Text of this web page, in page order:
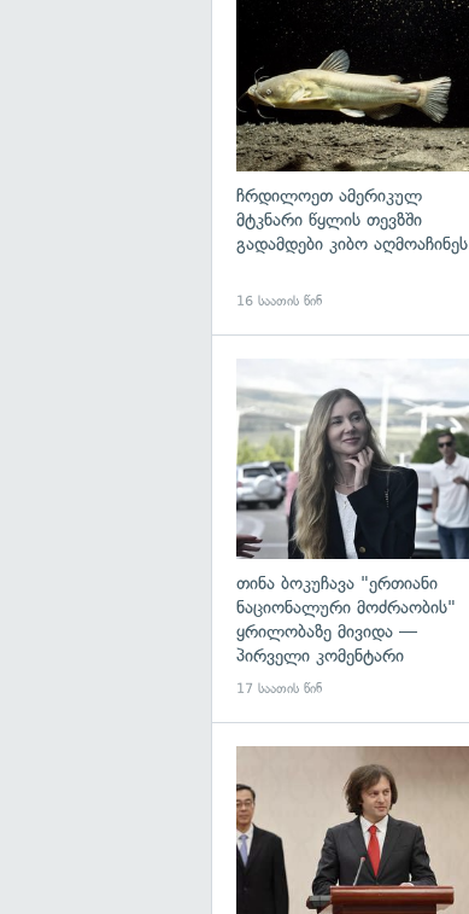
ჩრდილოეთ ამერიკულ
მტკნარი წყლის თევზში
გადამდები კიბო აღმოაჩინეს
16 საათის წინ
თინა ბოკუჩავა "ერთიანი
ნაციონალური მოძრაობის"
ყრილობაზე მივიდა —
პირველი კომენტარი
17 საათის წინ